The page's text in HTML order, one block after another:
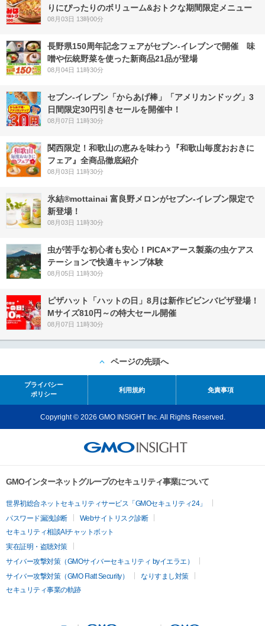
りにぴったりのボリューム&おトクな期間限定メニュー
08月03日 13時00分
長野県150周年記念フェアがセブン-イレブンで開催 味
噌や伝統野菜を使った新商品21品が登場
08月04日 11時30分
セブン‐イレブン「からあげ棒」「アメリカンドッグ」3
日間限定30円引きセールを開催中！
08月07日 11時30分
関西限定！和歌山の恵みを味わう『和歌山毎度おおきに
フェア』全商品徹底紹介
08月03日 11時30分
氷結®mottainai 富良野メロンがセブン‐イレブン限定で
新登場！
08月03日 11時30分
虫が苦手な初心者も安心！PICA×アース製薬の虫ケアス
テーションで快適キャンプ体験
08月05日 11時30分
ピザハット「ハットの日」8月は新作ビビンバピザ登場！
Mサイズ810円～の特大セール開催
08月07日 11時30分
ページの先頭へ
プライバシー
ポリシー
利用規約 免責事項
Copyright © 2026 GMO INSIGHT Inc. All Rights Reserved.
GMOインターネットグループのセキュリティ事業について
世界初総合ネットセキュリティサービス「GMOセキュリティ24」
パスワード漏洩診断
Webサイトリスク診断
セキュリティ相談AIチャットボット
実在証明・盗聴対策
サイバー攻撃対策（GMOサイバーセキュリティ byイエラエ）
サイバー攻撃対策（GMO Flatt Security）
なりすまし対策
セキュリティ事業の軌跡